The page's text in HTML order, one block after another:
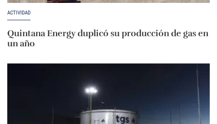
ACTIVIDAD
Quintana Energy duplicó su producción de gas en
un año